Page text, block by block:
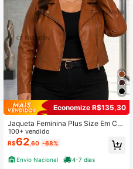
Economize R$135,30
Jaqueta Feminina Plus Size Em Co
urinho/Couro Sintético G1 ao G3 Co
m Zíper Moda Tendencia Blogueira
Inverno
100+ vendido
R$62 ,60 -68%
Envio Nacional 4-7 dias